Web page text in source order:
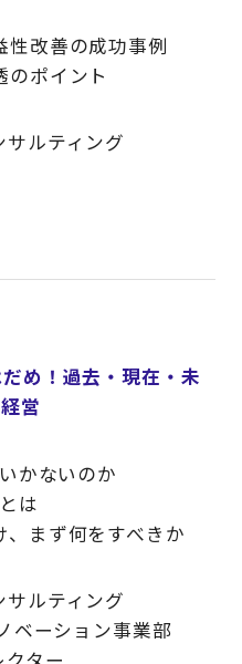
改善の成功事例
ポイント
ルティング
め！過去・現在・未
営
かないのか
は
まず何をすべきか
ルティング
ベーション事業部